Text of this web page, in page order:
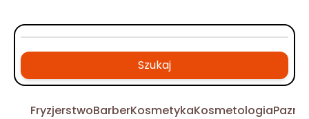
Szukaj
FryzjerstwoBarberKosmetykaKosmetologia